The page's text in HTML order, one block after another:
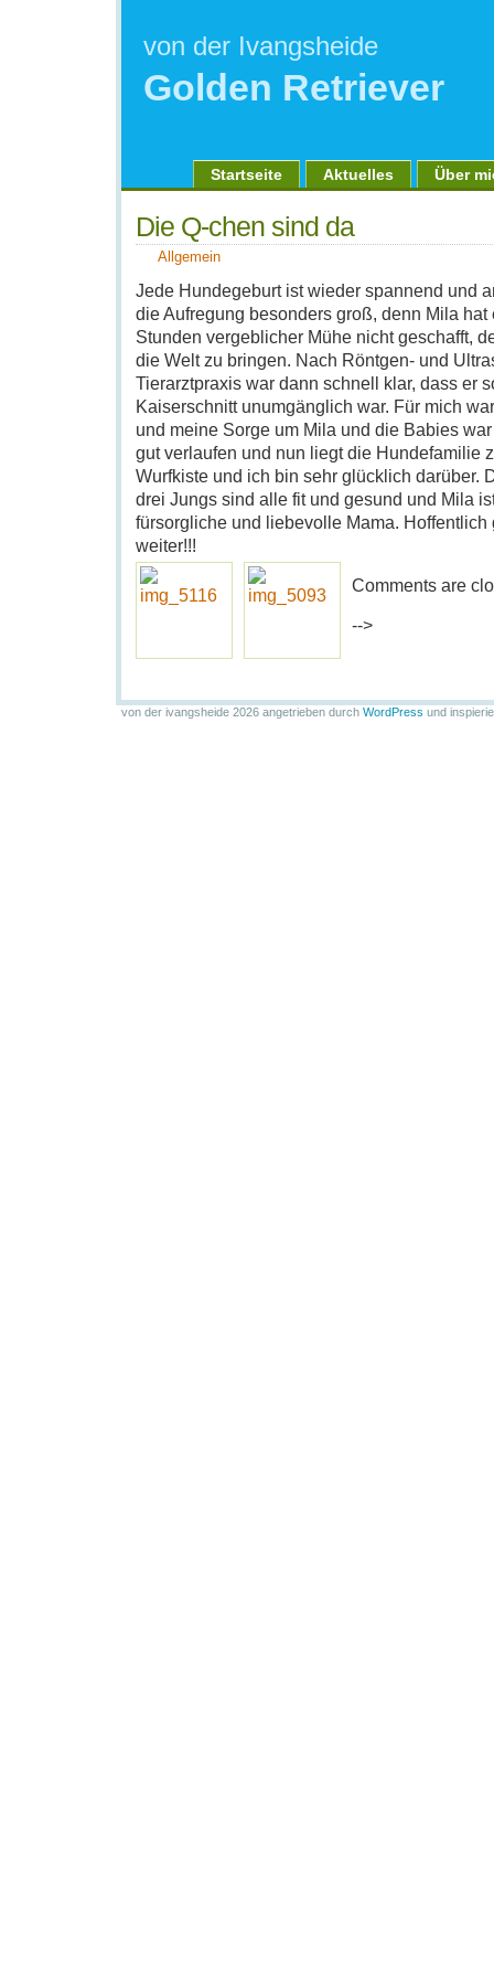
von der Ivangsheide
Golden Retriever
Startseite Aktuelles Über
Die Q-chen sind da
Allgemein
Jede Hundegeburt ist wieder spannend und
die Aufregung besonders groß, denn Mila hat
Stunden vergeblicher Mühe nicht geschafft,
die Welt zu bringen. Nach Röntgen- und
Tierarztpraxis war dann schnell klar, dass er
Kaiserschnitt unumgänglich war. Für mich
und meine Sorge um Mila und die Babies
gut verlaufen und nun liegt die Hundefamilie
Wurfkiste und ich bin sehr glücklich darüber.
drei Jungs sind alle fit und gesund und Mila
fürsorgliche und liebevolle Mama. Hoffentlich
weiter!!!
Comments are
-->
von der ivangsheide 2026 angetrieben durch WordPress und